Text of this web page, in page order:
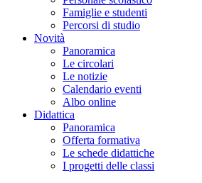
Famiglie e studenti
Percorsi di studio
Novità
Panoramica
Le circolari
Le notizie
Calendario eventi
Albo online
Didattica
Panoramica
Offerta formativa
Le schede didattiche
I progetti delle classi